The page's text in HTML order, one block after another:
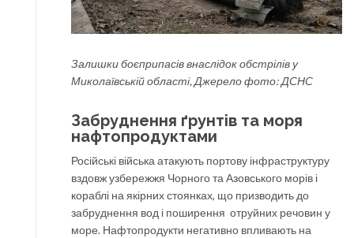
Залишки боєприпасів внаслідок обстрілів у
Миколаївській області, Джерело фото: ДСНС
Забруднення ґрунтів та моря
нафтопродуктами
Російські війська атакують портову інфраструктуру
вздовж узбережжя Чорного та Азовського морів і
кораблі на якірних стоянках, що призводить до
забруднення вод і поширення отруйних речовин у
море. Нафтопродукти негативно впливають на